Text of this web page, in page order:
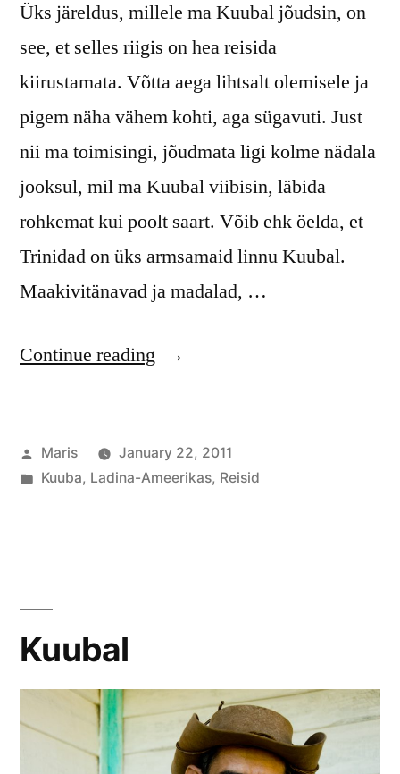
Üks järeldus, millele ma Kuubal jõudsin, on
see, et selles riigis on hea reisida
kiirustamata. Võtta aega lihtsalt olemisele ja
pigem näha vähem kohti, aga sügavuti. Just
nii ma toimisingi, jõudmata ligi kolme nädala
jooksul, mil ma Kuubal viibisin, läbida
rohkemat kui poolt saart. Võib ehk öelda, et
Trinidad on üks armsamaid linnu Kuubal.
Maakivitänavad ja madalad, …
Continue reading “Trinidadist
Posted
by
Maris
January 22, 2011
Posted
Kuuba, Ladina-Ameerikas, Reisid
Kuubal